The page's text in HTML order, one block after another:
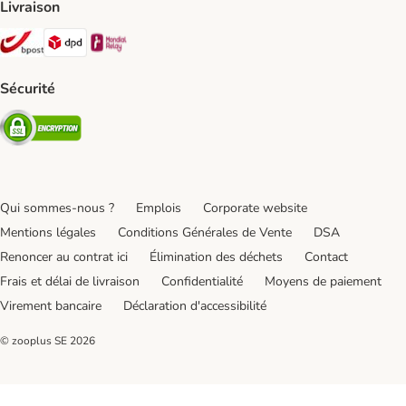
Livraison
Bpost Shipping Method
DPD Shipping Method
Sécurité
Security
Qui sommes-nous ? Emplois
Corporate website
Mentions légales
Conditions Générales de Vente
DSA
Renoncer au contrat ici
Élimination des déchets
Contact
Frais et délai de livraison
Confidentialité
Moyens de paiement
Virement bancaire
Déclaration d'accessibilité
© zooplus SE 2026